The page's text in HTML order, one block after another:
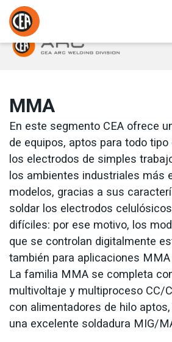
Saltar al contenido
HOME/
MMA
En este segmento CEA ofrece
de equipos, aptos para todo
los electrodos de simples
los ambientes industriales más
modelos, gracias a sus
soldar los electrodos
difíciles: por ese motivo, los
que se controlan digitalmente
también para aplicaciones
La familia MMA se completa
multivoltaje y multiproceso CC/
con alimentadores de hilo
una excelente soldadura MIG/